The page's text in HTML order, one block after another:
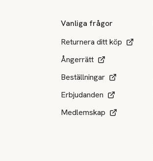
Vanliga frågor
Returnera ditt köp
Ångerrätt
Beställningar
Erbjudanden
Medlemskap